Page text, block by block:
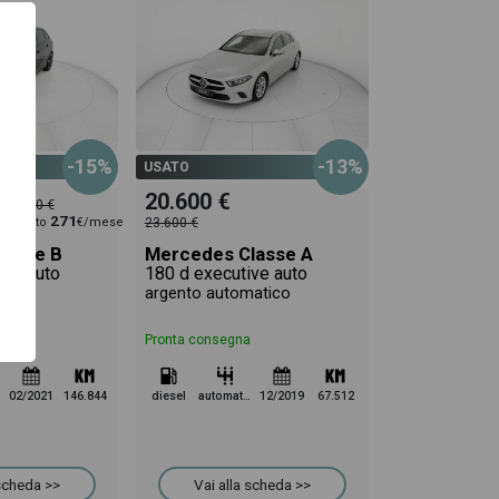
-15%
24.000 €
271€/mese
B
auto
02/2021 146.844
>>
USATO -13%
20.600 €
23.600 €
Mercedes Classe A
180 d executive auto
argento automatico
Pronta consegna
diesel automatico 12/2019 67.512
Vai alla scheda >>